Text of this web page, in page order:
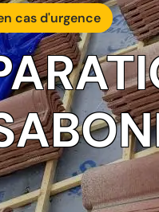
cas d'urgence